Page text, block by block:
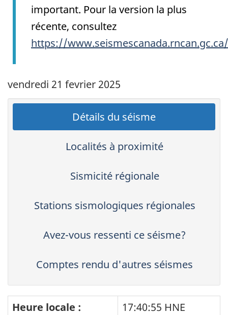
important. Pour la version la plus
récente, consultez
https://
vendredi 21 fevrier 2025
Détails du séisme
Localités à proximité
Sismicité régionale
Stations sismologiques régionales
Avez-vous ressenti ce séisme?
Comptes rendu d'autres séismes
Heure locale :
17:40:55 HNE